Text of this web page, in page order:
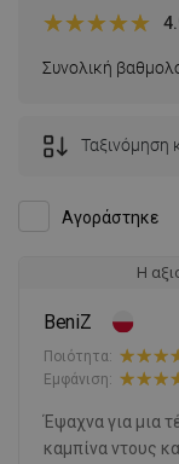
Συνολική
Αγοράστηκε
Ταξινόμηση
Η
BeniZ
Ποιότητα:
Εμφάνιση:
Έψαχνα για μια
καμπίνα ντους